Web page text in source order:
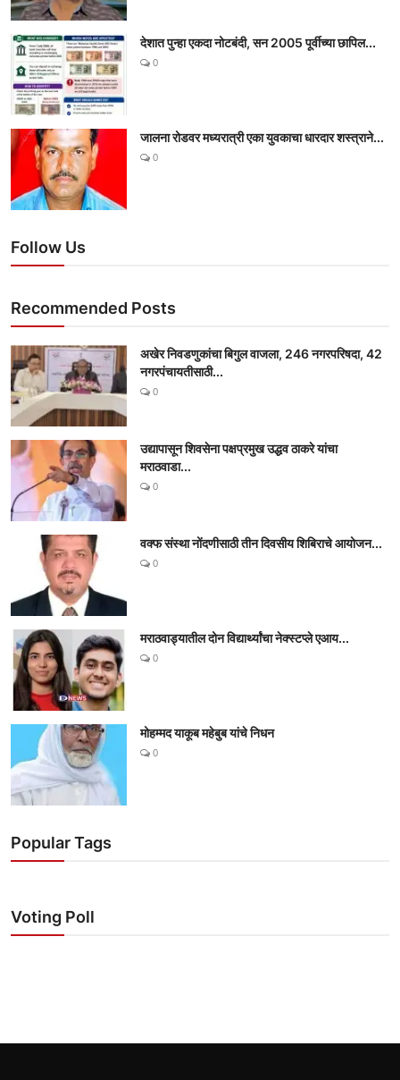
देशात पुन्हा एकदा नोटबंदी, सन 2005 पूर्वीच्या छापिल...
0
जालना रोडवर मध्यरात्री एका युवकाचा धारदार शस्त्राने...
0
Follow Us
Recommended Posts
अखेर निवडणुकांचा बिगुल वाजला, 246 नगरपरिषदा, 42
नगरपंचायतीसाठी...
0
उद्यापासून शिवसेना पक्षप्रमुख उद्धव ठाकरे यांचा
मराठवाडा...
0
वक्फ संस्था नोंदणीसाठी तीन दिवसीय शिबिराचे आयोजन...
0
मराठवाड्यातील दोन विद्यार्थ्यांचा नेक्स्टप्ले एआय...
0
मोहम्मद याकूब महेबुब यांचे निधन
0
Popular Tags
Voting Poll